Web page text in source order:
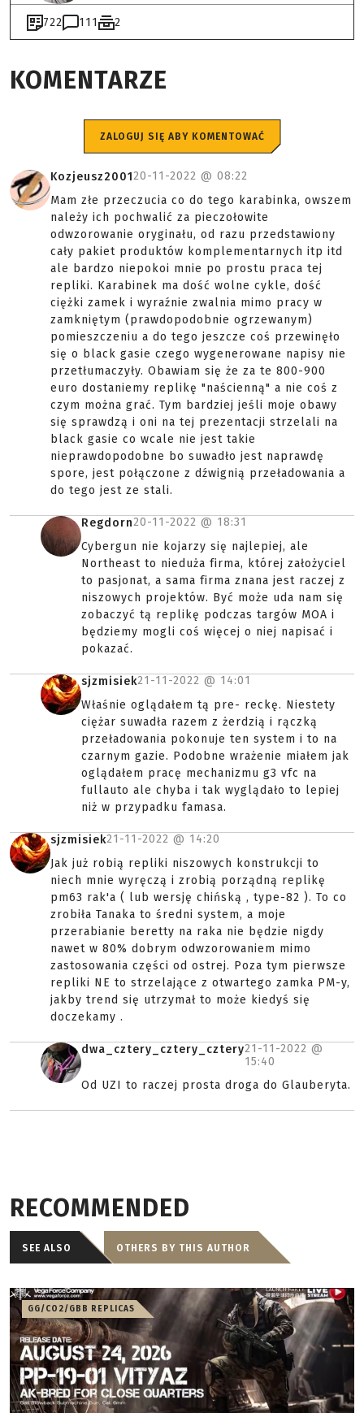
722 111 2
KOMENTARZE
ZALOGUJ SIĘ ABY KOMENTOWAĆ
Kozjeusz200120-11-2022 @ 08:22
Mam złe przeczucia co do tego karabinka, owszem
należy ich pochwalić za pieczołowite
odwzorowanie oryginału, od razu przedstawiony
cały pakiet produktów komplementarnych itp itd
ale bardzo niepokoi mnie po prostu praca tej
repliki. Karabinek ma dość wolne cykle, dość
ciężki zamek i wyraźnie zwalnia mimo pracy w
zamkniętym (prawdopodobnie ogrzewanym)
pomieszczeniu a do tego jeszcze coś przewinęło
się o black gasie czego wygenerowane napisy nie
przetłumaczyły. Obawiam się że za te 800-900
euro dostaniemy replikę "naścienną" a nie coś z
czym można grać. Tym bardziej jeśli moje obawy
się sprawdzą i oni na tej prezentacji strzelali na
black gasie co wcale nie jest takie
nieprawdopodobne bo suwadło jest naprawdę
spore, jest połączone z dźwignią przeładowania a
do tego jest ze stali.
Regdorn20-11-2022 @ 18:31
Cybergun nie kojarzy się najlepiej, ale
Northeast to nieduża firma, której założyciel
to pasjonat, a sama firma znana jest raczej z
niszowych projektów. Być może uda nam się
zobaczyć tą replikę podczas targów MOA i
będziemy mogli coś więcej o niej napisać i
pokazać.
sjzmisiek21-11-2022 @ 14:01
Właśnie oglądałem tą pre- reckę. Niestety
ciężar suwadła razem z żerdzią i rączką
przeładowania pokonuje ten system i to na
czarnym gazie. Podobne wrażenie miałem jak
oglądałem pracę mechanizmu g3 vfc na
fullauto ale chyba i tak wyglądało to lepiej
niż w przypadku famasa.
sjzmisiek21-11-2022 @ 14:20
Jak już robią repliki niszowych konstrukcji to
niech mnie wyręczą i zrobią porządną replikę
pm63 rak'a ( lub wersję chińską , type-82 ). To co
zrobiła Tanaka to średni system, a moje
przerabianie beretty na raka nie będzie nigdy
nawet w 80% dobrym odwzorowaniem mimo
zastosowania części od ostrej. Poza tym pierwsze
repliki NE to strzelające z otwartego zamka PM-y,
jakby trend się utrzymał to może kiedyś się
doczekamy .
dwa_cztery_cztery_cztery21-11-2022 @
15:40
Od UZI to raczej prosta droga do Glauberyta.
RECOMMENDED
SEE ALSO OTHERS BY THIS AUTHOR
GG/CO2/GBB REPLICAS